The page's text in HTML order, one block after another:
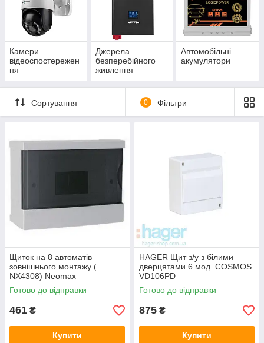
Камери
відеоспостережен
ня
Джерела
безперебійного
живлення
Автомобільні
акумулятори
Сортування 0 Фільтри
Щиток на 8 автоматів
зовнішнього монтажу (
NX4308) Neomax
Готово до відправки
461 ₴
Купити
HAGER Щит з/у з білими
дверцятами 6 мод. COSMOS
VD106PD
Готово до відправки
875 ₴
Купити